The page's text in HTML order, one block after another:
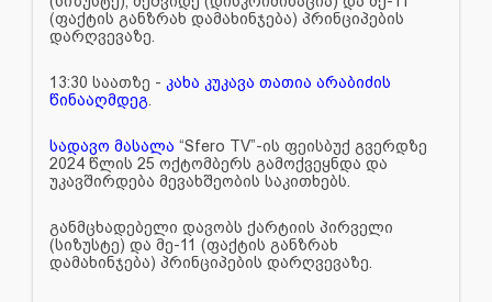
(ფაქტის განზრახ დამახინჯება) პრინციპების
დარღვევაზე.
13:30 საათზე - კახა კუკავა თათია არაბიძის
წინააღმდეგ
სადავო მასალა “Sfero TV”-ის ფეისბუქ გვერდზე
2024 წლის 25 ოქტომბერს გამოქვეყნდა და
უკავშირდება მევახშეობის საკითხებს.
განმცხადებელი დავობს ქარტიის პირველი
(სიზუსტე) და მე-11 (ფაქტის განზრახ
დამახინჯება) პრინციპების დარღვევაზე.